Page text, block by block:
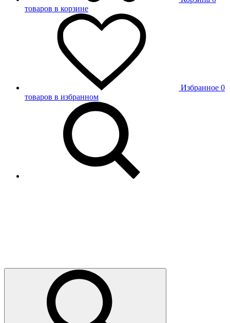
товаров в корзине
Избранное 0
товаров в избранном